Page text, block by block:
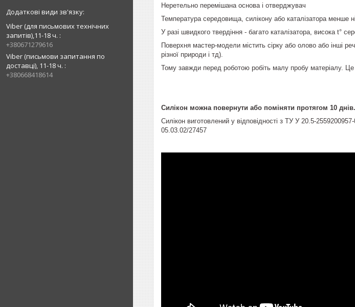
Viber (для письмових технічних
запитів),11-18 ч.
+380671279616
Viber (письмови запитання по
доставці), 11-18 ч.
+380668418614
Неретельно перемішана основа і отверджувач
Температура середовища, силікону або каталізатора менше
У разі швидкого твердіння - багато каталізатора, висока t°
Поверхня мастер-модели містить сірку або олово або інші
різної природи і тд).
Тому завжди перед роботою робіть малу пробу матеріалу. Це
Силікон можна повернути або поміняти протягом 10
Силікон виготовлений у відповідності з ТУ У 20.5-
05.03.02/27457